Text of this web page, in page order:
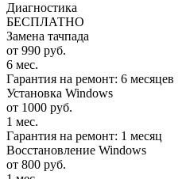
Диагностика
БЕСПЛАТНО
Замена тачпада
от 990 руб.
6 мес.
Гарантия на ремонт: 6 месяцев
Установка Windows
от 1000 руб.
1 мес.
Гарантия на ремонт: 1 месяц
Восстановление Windows
от 800 руб.